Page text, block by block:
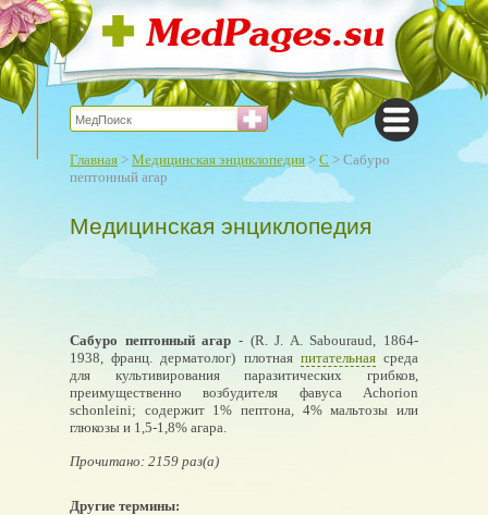
Главная > Медицинская энциклопедия > С > Сабуро
пептонный агар
Медицинская энциклопедия
Сабуро пептонный агар - (R. J. A. Sabouraud, 1864-
1938, франц. дерматолог) плотная питательнаясреда
для культивирования паразитических грибков,
преимущественно возбудителя фавуса Achorion
schonleini; содержит 1% пептона, 4% мальтозы или
глюкозы и 1,5-1,8% агара.
Прочитано: 2159 раз(а)
Другие термины: